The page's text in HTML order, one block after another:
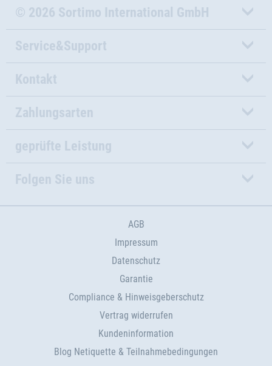
© 2026 Sortimo International GmbH
Service&Support
Kontakt
Zahlungsarten
geprüfte Leistung
Folgen Sie uns
AGB
Impressum
Datenschutz
Garantie
Compliance & Hinweisgeberschutz
Vertrag widerrufen
Kundeninformation
Blog Netiquette & Teilnahmebedingungen